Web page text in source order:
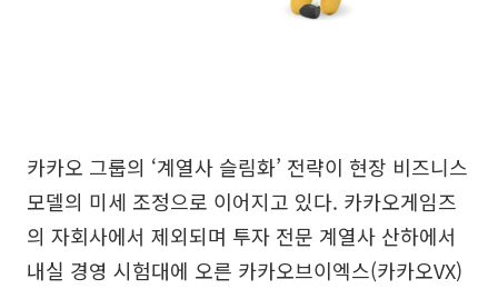
카카오 그룹의 ‘계열사 슬림화’ 전략이 현장 비즈니스
모델의 미세 조정으로 이어지고 있다. 카카오게임즈
의 자회사에서 제외되며 투자 전문 계열사 산하에서
내실 경영 시험대에 오른 카카오브이엑스(카카오VX)